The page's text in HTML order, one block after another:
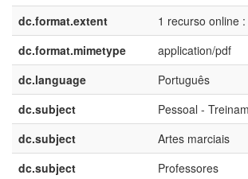
dc.format.extent
1 recurso online :
dc.format.mimetype
application/pdf
dc.language
Português
dc.subject
Pessoal -
dc.subject
Artes marciais
dc.subject
Professores